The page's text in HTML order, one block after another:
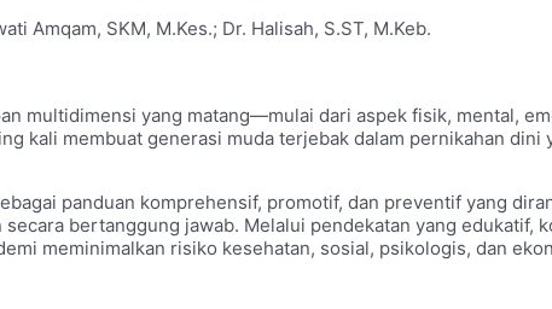
Amqam, SKM, M.Kes.; Dr. Halisah, S.ST, M.Keb.
multidimensi yang matang—mulai dari aspek fisik, mental,
kali membuat generasi muda terjebak dalam pernikahan dini
panduan komprehensif, promotif, dan preventif yang
bertanggung jawab. Melalui pendekatan yang edukatif,
meminimalkan risiko kesehatan, sosial, psikologis, dan